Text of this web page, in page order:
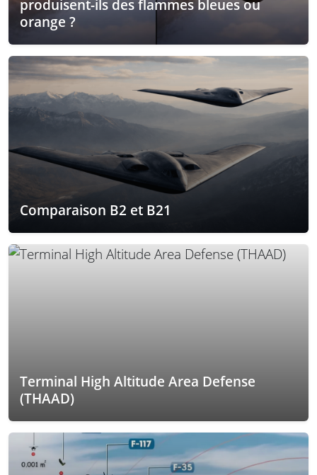
produisent-ils des flammes bleues ou
orange ?
Comparaison B2 et B21
Terminal High Altitude Area Defense
(THAAD)